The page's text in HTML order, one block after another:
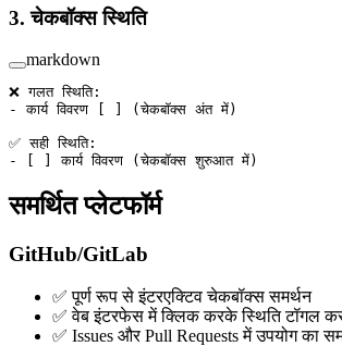
3. चेकबॉक्स स्थिति
markdown
❌ गलत स्थिति:
- कार्य विवरण [ ] (चेकबॉक्स अंत में)
✅ सही स्थिति:
-
[ ] कार्य विवरण (चेकबॉक्स शुरुआत में)
समर्थित प्लेटफॉर्म
GitHub/GitLab
✅ पूर्ण रूप से इंटरएक्टिव चेकबॉक्स समर्थन
✅ वेब इंटरफेस में क्लिक करके स्थिति टॉगल
✅ Issues और Pull Requests में उपयोग का